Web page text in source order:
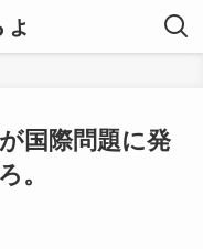
国際問題に発
。